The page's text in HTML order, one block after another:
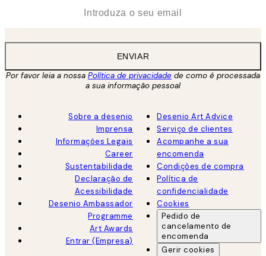
ENVIAR
Por favor leia a nossa Política de privacidade de como é processada
a sua informação pessoal
Sobre a desenio
Imprensa
Informações Legais
Career
Sustentabilidade
Declaração de
Acessibilidade
Desenio Ambassador
Programme
Art Awards
Entrar (Empresa)
Desenio Art Advice
Serviço de clientes
Acompanhe a sua
encomenda
Condições de compra
Política de
confidencialidade
Cookies
Pedido de
cancelamento de
encomenda
Gerir cookies